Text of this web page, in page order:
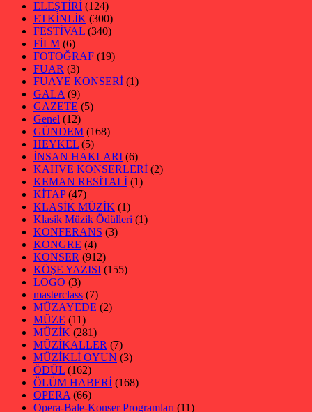
ELEŞTİRİ (124)
ETKİNLİK (300)
FESTİVAL (340)
FİLM (6)
FOTOĞRAF (19)
FUAR (3)
FUAYE KONSERİ (1)
GALA (9)
GAZETE (5)
Genel (12)
GÜNDEM (168)
HEYKEL (5)
İNSAN HAKLARI (6)
KAHVE KONSERLERİ (2)
KEMAN RESİTALİ (1)
KİTAP(47)
KLASİK MÜZİK (1)
Klasik Müzik Ödülleri (1)
KONFERANS (3)
KONGRE (4)
KONSER (912)
KÖŞE YAZISI (155)
LOGO (3)
masterclass (7)
MÜZAYEDE (2)
MÜZE (11)
MÜZİK (281)
MÜZİKALLER (7)
MÜZİKLİ OYUN (3)
ÖDÜL (162)
ÖLÜM HABERİ (168)
OPERA (66)
Opera-Bale-Konser Programları (11)